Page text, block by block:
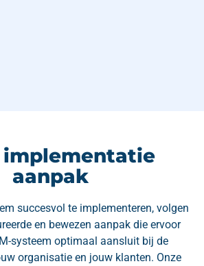
implementatie
aanpak
succesvol te implementeren, volgen
en bewezen aanpak die ervoor
systeem optimaal aansluit bij de
organisatie en jouw klanten. Onze